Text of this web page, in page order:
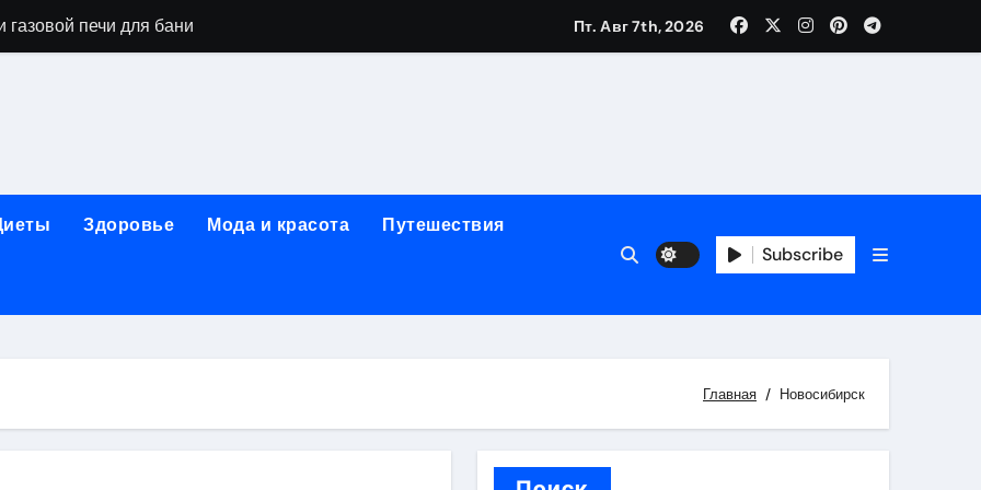
печи для бани
применения GPU-серверов
обучения и актуальные профессиональные ориентиры
реабилитации при алкогольной зависимости: персональный подход и лицензированные врачи
принципы, показания и этапы установки импланта за один день
промышленности в Узбекистане
Пт. Авг 7th, 2026
Здоровье Мода и красота Путешествия
Subscribe
Главная Новосибирск